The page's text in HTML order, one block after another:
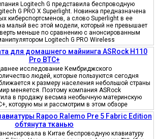
Logitech G представила беспроводную
G PRO X Superlight. Новинка предназначена
киберспортсменов, а слово Superlight в ее
малый вес этой модели, который не превышает
меньше по сравнению с анонсированным
Logitech G PRO Wireless
для домашнего майнинга ASRock H110
Pro BTC+
исследование Кембриджского
людей, которые пользуются сегодня
к размеру населения небольшой страны
меняется. Поэтому компания ASRock
в продажу весьма необычную материнскую
которую мы и рассмотрим в этом обзоре
Rapoo Ralemo Pre 5 Fabric Edition
обтянута тканью
в Китае беспроводную клавиатуру